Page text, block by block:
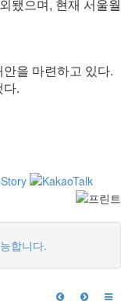
됐으며, 현재 서울월
을 마련하고 있다.
.
합니다.